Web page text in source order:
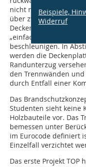
nicht mehr sinnvoll
über zwei Stützen in
Deckenplatte und ihre
„einfacher“ werden,
beschleunigen. In
werden die
Randunterzug
den Trennwänden
durch Entfall einer
Das
Studenten sieht keine
Holzbauteile vor. Das
bemessen unter
im Eurocode definiert
Einzelfall verzichtet
Das erste Projekt
Beispiele,
Widerruf